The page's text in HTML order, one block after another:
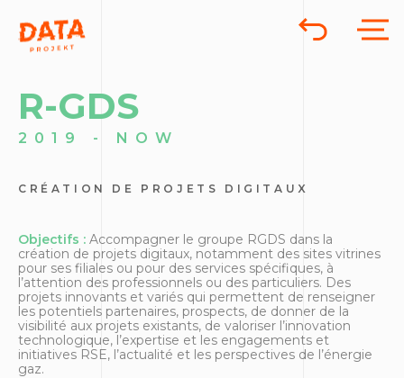
R-GDS
2019 - NOW
CRÉATION DE PROJETS DIGITAUX
Objectifs : Accompagner le groupe RGDS dans la
création de projets digitaux, notamment des sites vitrines
pour ses filiales ou pour des services spécifiques, à
l’attention des professionnels ou des particuliers. Des
projets innovants et variés qui permettent de renseigner
les potentiels partenaires, prospects, de donner de la
visibilité aux projets existants, de valoriser l’innovation
technologique, l’expertise et les engagements et
initiatives RSE, l’actualité et les perspectives de l’énergie
gaz.